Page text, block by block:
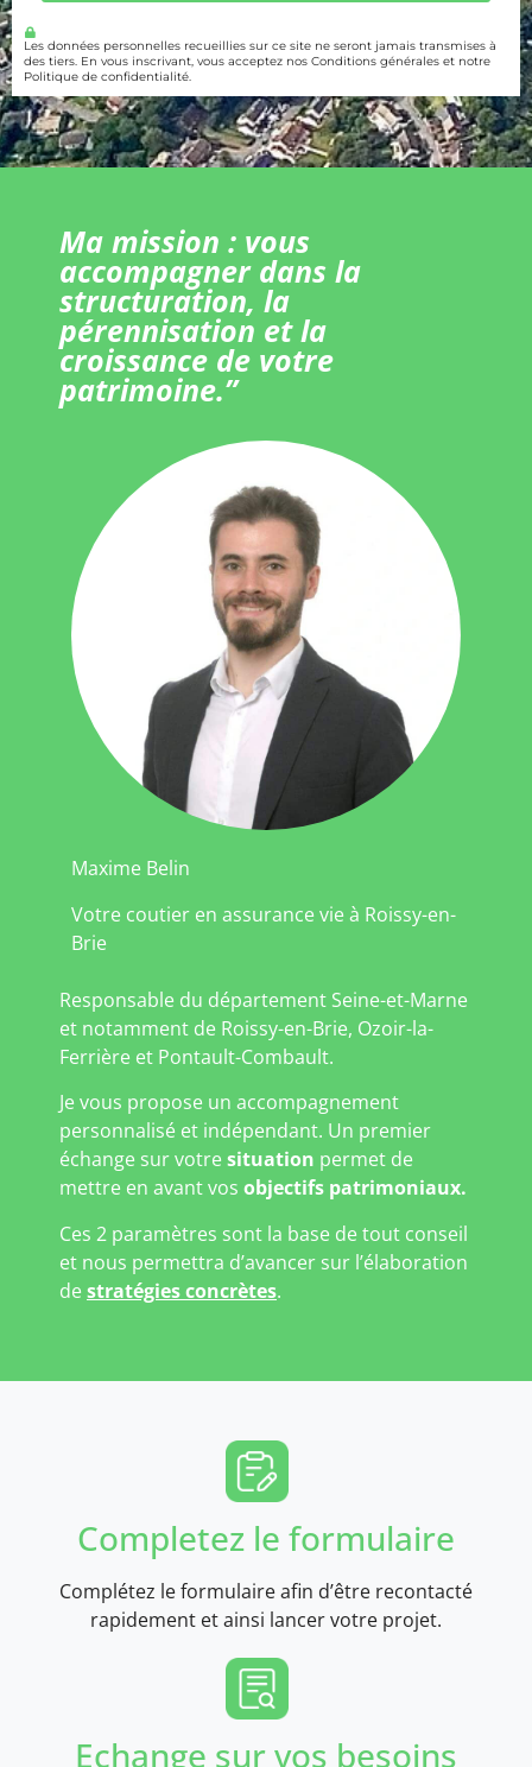
Les données personnelles recueillies sur ce site ne seront jamais transmises à
des tiers. En vous inscrivant, vous acceptez nos Conditions générales et notre
Politique de confidentialité.
Ma mission : vous
accompagner dans la
structuration, la
pérennisation et la
croissance de votre
patrimoine.”
Maxime Belin
Votre coutier en assurance vie à Roissy-en-
Brie
Responsable du département Seine-et-Marne
et notamment de Roissy-en-Brie, Ozoir-la-
Ferrière et Pontault-Combault.
Je vous propose un accompagnement
personnalisé et indépendant. Un premier
échange sur votresituation permet de
mettre en avant vos objectifs patrimoniaux.
Ces 2 paramètres sont la base de tout conseil
et nous permettra d’avancer sur l’élaboration
destratégies concrètes.
Completez le formulaire
Complétez le formulaire afin d’être recontacté
rapidement et ainsi lancer votre projet.
Echange sur vos besoins